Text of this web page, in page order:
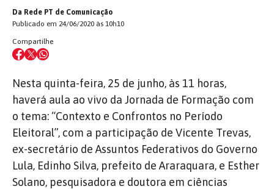
Da Rede PT de Comunicação
Publicado em 24/06/2020 às 10h10
Compartilhe
Nesta quinta-feira, 25 de junho, às 11 horas,
haverá aula ao vivo da Jornada de Formação com
o tema: “Contexto e Confrontos no Período
Eleitoral”, com a participação de Vicente Trevas,
ex-secretário de Assuntos Federativos do Governo
Lula, Edinho Silva, prefeito de Araraquara, e Esther
Solano, pesquisadora e doutora em ciências